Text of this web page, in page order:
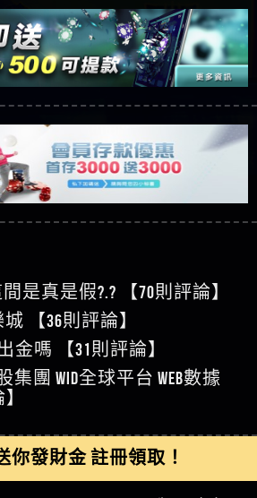
錢一招拿回
是真的嗎 被Robinhood詐騙的錢怎
拿回被騙資金
是詐騙嗎 FLTO是不是詐騙 FLTO是
的錢怎麼辦 本文教你如何拿回
騙求救賴【zg369】八旬老翁被
ALYWS是真的嗎 ALYWS是不是詐騙
ALYWS）無法出金 請小心群組暗椿
教你揭秘新型詐騙手法 （受害
）當當詐騙 當當是不是詐騙 當
詐騙嗎 六旬老婦深信當當高獲
人亡
性數據指路，開啟你的高回報
家不藏私】2025 線上老虎機
率和平台安全的全攻略！
ATG 武俠》老虎機真的猛！玩
3萬種中獎方式！
子遊戲完整攻略！熱門老虎
獨家試玩一次看！
】ATG試玩必看！戰神賽特
略，輕鬆稱霸老虎機！
解力智投資詐騙套路緊急追討
是不是詐騙 力智投資是真的嗎
南部老翁還在癡迷力智投資高
匯款
天盛商行詐騙追回資金賴
騙 天盛商行是不是詐騙 天盛商
行是詐騙嗎 被天盛商行詐騙一
援助賴【zg369】退休老翁被
欲生 大戶e點靈是真的嗎 大戶e
戶e點靈是詐騙嗎 大戶e點靈無
靈）教你如何規避詐騙陷阱
投資詐騙持續收割國人中【免
】弘記投資是詐騙嗎 弘記投資
資是真的嗎 被弘記投資詐騙的
如何拿回被騙資金
回賴【zg369】KnTop利用新型
是真的嗎 KnTop是不是詐騙
】KnTop無法出金 被KnTop詐騙
運算專案詐騙持續收割國人中
】機台運算專案是詐騙嗎
是詐騙 機台運算專案是真的嗎
騙的錢怎麼辦 本文教你如何拿
詐騙持續收割國人中【免費
Hoyabit是詐騙嗎 Hoyabit是不是詐
被HoyabitHoyabit詐騙的錢怎麼辦
被騙資金
多元化行銷詐騙持續收割國人
zg369】KS.M多元化行銷是詐
銷是不是詐騙 KS.M多元化行銷是
化行銷詐騙的錢怎麼辦 本文教
回賴「zg369」深度解析野原
詐騙 野原家 Family & Love是不是詐
是真的嗎 野原家 Family & Love是
橋詐騙持續收割國人中【免費
元盈橋是詐騙嗎 元盈橋是不是
被騙資金
回賴【zg369】M.L.Edge利用新
騙嗎 【M.L.Edge】M.L.Edge無法出
錢一招拿回
Robinhood是詐騙嗎 Robinhood是
是真的嗎 被Robinhood詐騙的錢怎
拿回被騙資金
詐騙持續收割國人中【免費討回
詐騙嗎 FLTO是不是詐騙 FLTO是
的錢怎麼辦 本文教你如何拿回
騙求救賴【zg369】八旬老翁被
ALYWS是真的嗎 ALYWS是不是詐騙
教你揭秘新型詐騙手法 （受害
出金
爛公司
樂城出金幾次後贏錢就不給出
金幾次後贏了就不出金出
黑網垃圾平台
出金嗎現在也是一樣的狀況
相處
#錢龍皇ONLINE#http
個呵呵
??爛死了黑網不要玩
拉贏錢直接鎖帳號可以去吃屎
畢，我也是小畢的會員～～
自己做假對話來毀謗欸哈哈哈
出金
爛公司
間是真是假?.? 【70則評論】
【36則評論】
出金嗎 【31則評論】
團 WID全球平台 WEB數據
DISS博弈送你發財金 註冊領取！